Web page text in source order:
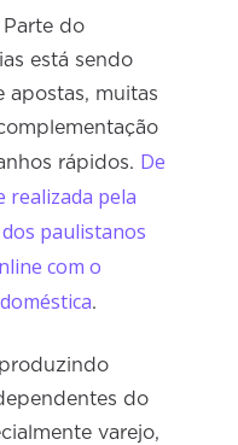
do
está sendo
apostas, muitas
rápidos. De
realizada pela
dos paulistanos
com o
.
do
varejo,